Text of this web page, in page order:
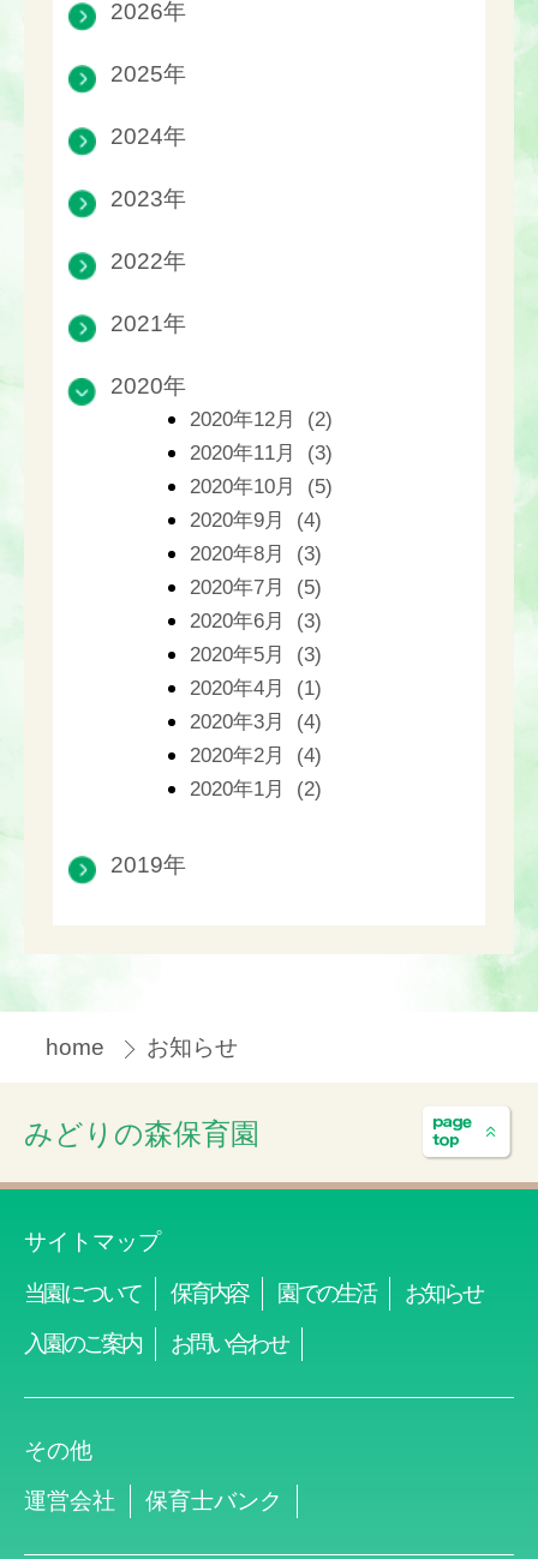
2026年
2025年
2024年
2023年
2022年
2021年
2020年
2020年12月 (2)
2020年11月 (3)
2020年10月 (5)
2020年9月 (4)
2020年8月 (3)
2020年7月 (5)
2020年6月 (3)
2020年5月 (3)
2020年4月 (1)
2020年3月 (4)
2020年2月 (4)
2020年1月 (2)
2019年
home お知らせ
みどりの森保育園
サイトマップ
当園について 保育内容 園での生活 お知らせ
入園のご案内 お問い合わせ
その他
運営会社 保育士バンク